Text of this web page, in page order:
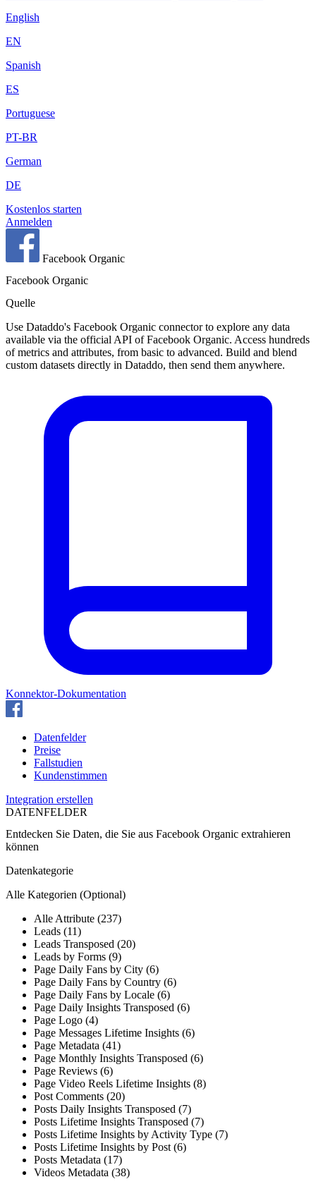
English
EN
Spanish
ES
Portuguese
PT-BR
German
DE
Kostenlos starten
Anmelden
Facebook Organic
Facebook Organic
Quelle
Use Dataddo's Facebook Organic connector to explore any data
available via the official API of Facebook Organic. Access hundreds
of metrics and attributes, from basic to advanced. Build and blend
custom datasets directly in Dataddo, then send them anywhere.
Konnektor-Dokumentation
Datenfelder
Preise
Fallstudien
Kundenstimmen
Integration erstellen
DATENFELDER
Entdecken Sie Daten, die Sie aus Facebook Organic extrahieren
können
Datenkategorie
Alle Kategorien (Optional)
Alle Attribute (237)
Leads (11)
Leads Transposed (20)
Leads by Forms (9)
Page Daily Fans by City (6)
Page Daily Fans by Country (6)
Page Daily Fans by Locale (6)
Page Daily Insights Transposed (6)
Page Logo (4)
Page Messages Lifetime Insights (6)
Page Metadata (41)
Page Monthly Insights Transposed (6)
Page Reviews (6)
Page Video Reels Lifetime Insights (8)
Post Comments (20)
Posts Daily Insights Transposed (7)
Posts Lifetime Insights Transposed (7)
Posts Lifetime Insights by Activity Type (7)
Posts Lifetime Insights by Post (6)
Posts Metadata (17)
Videos Metadata (38)